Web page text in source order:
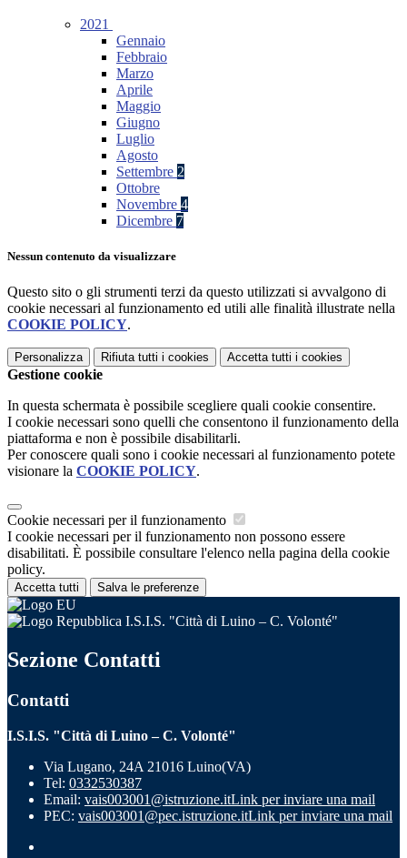
2021
Gennaio
Febbraio
Marzo
Aprile
Maggio
Giugno
Luglio
Agosto
Settembre 2
Ottobre
Novembre 4
Dicembre 7
Nessun contenuto da visualizzare
Questo sito o gli strumenti terzi da questo utilizzati si avvalgono di
cookie necessari al funzionamento ed utili alle finalità illustrate nella
COOKIE POLICY.
Personalizza Rifiuta tutti i cookies Accetta tutti i cookies
Gestione cookie
In questa schermata è possibile scegliere quali cookie consentire.
I cookie necessari sono quelli che consentono il funzionamento della
piattaforma e non è possibile disabilitarli.
Per conoscere quali sono i cookie necessari al funzionamento potete
visionare la COOKIE POLICY.
Cookie necessari per il funzionamento
I cookie necessari per il funzionamento non possono essere
disabilitati. È possibile consultare l'elenco nella pagina della cookie
policy.
Accetta tutti Salva le preferenze
I.S.I.S. "Città di Luino – C. Volonté"
Sezione Contatti
Contatti
I.S.I.S. "Città di Luino – C. Volonté"
Via Lugano, 24A 21016 Luino(VA)
Tel: 0332530387
Email: vais003001@istruzione.itLink per inviare una mail
PEC: vais003001@pec.istruzione.itLink per inviare una mail